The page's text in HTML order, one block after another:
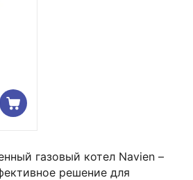
газовый котел Navien –
решение для